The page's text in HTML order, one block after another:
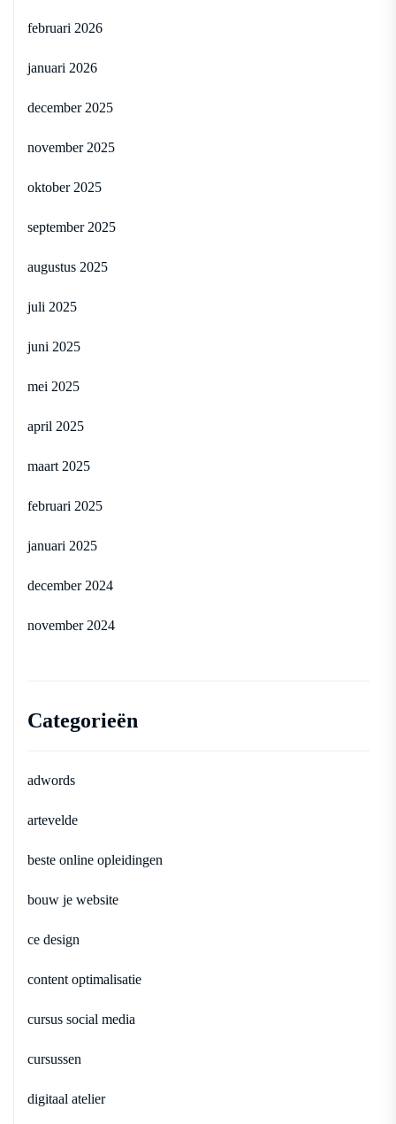
februari 2026
januari 2026
december 2025
november 2025
oktober 2025
september 2025
augustus 2025
juli 2025
juni 2025
mei 2025
april 2025
maart 2025
februari 2025
januari 2025
december 2024
november 2024
Categorieën
adwords
artevelde
beste online opleidingen
bouw je website
ce design
content optimalisatie
cursus social media
cursussen
digitaal atelier